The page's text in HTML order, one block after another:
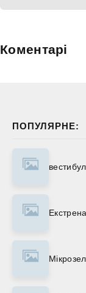
ПОПУЛЯРНЕ:
Коментарі